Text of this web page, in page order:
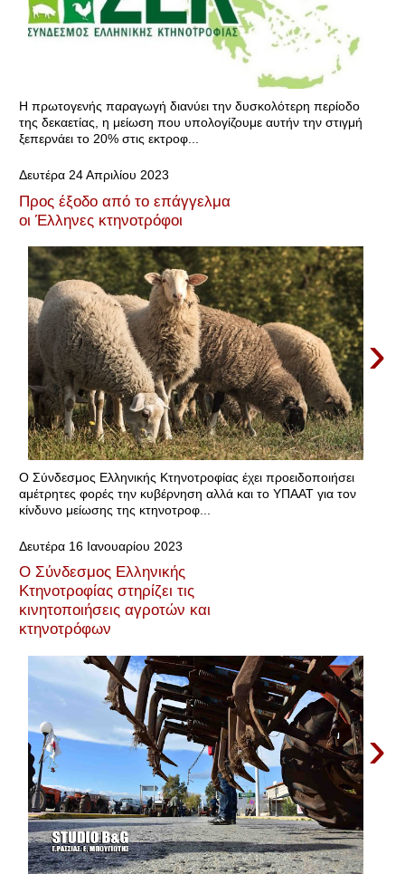
Η πρωτογενής παραγωγή διανύει την δυσκολότερη περίοδο
της δεκαετίας, η μείωση που υπολογίζουμε αυτήν την στιγμή
ξεπερνάει το 20% στις εκτροφ...
Δευτέρα 24 Απριλίου 2023
Προς έξοδο από το επάγγελμα
οι Έλληνες κτηνοτρόφοι
›
Ο Σύνδεσμος Ελληνικής Κτηνοτροφίας έχει προειδοποιήσει
αμέτρητες φορές την κυβέρνηση αλλά και το ΥΠΑΑΤ για τον
κίνδυνο μείωσης της κτηνοτροφ...
Δευτέρα 16 Ιανουαρίου 2023
Ο Σύνδεσμος Ελληνικής
Κτηνοτροφίας στηρίζει τις
κινητοποιήσεις αγροτών και
κτηνοτρόφων
›